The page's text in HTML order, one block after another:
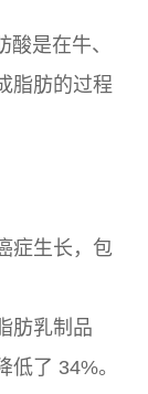
是在牛、
脂肪的过程
症生长，包
肪乳制品
低了 34%。